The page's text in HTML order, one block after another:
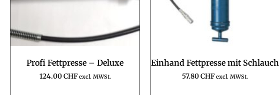
Profi Fettpresse – Deluxe
124.00CHF excl. MWSt.
Einhand Fettpresse mit Schlauch
57.80CHF excl. MWSt.